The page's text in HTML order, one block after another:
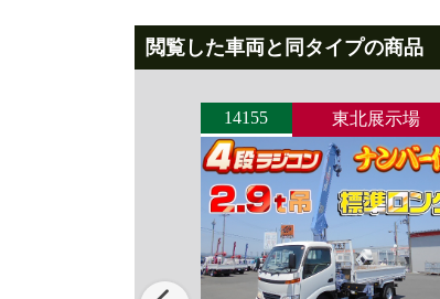
閲覧した車両と同タイプの商品
14155 東北展示場